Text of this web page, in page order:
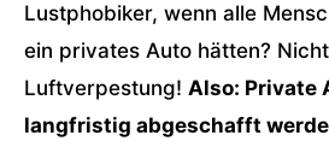
Lustphobiker, wenn alle
ein privates Auto hätten?
Luftverpestung! Also: Private
langfristig abgeschafft